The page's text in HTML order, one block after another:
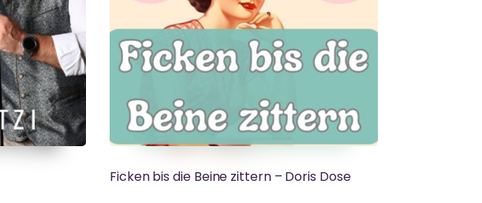
Ficken bis die Beine zittern – Doris Dose